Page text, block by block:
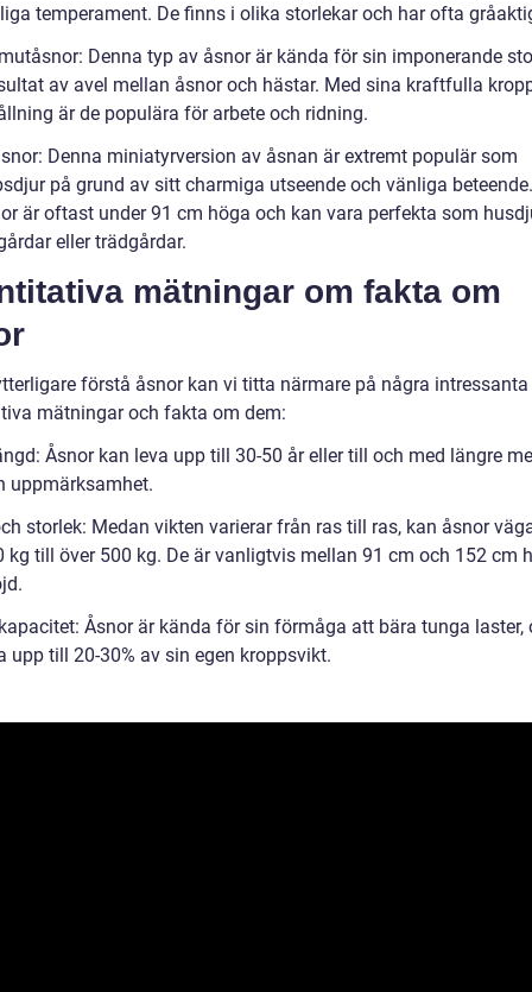
temperament. De finns i olika storlekar och har ofta
Denna typ av åsnor är kända för sin imponerande
av avel mellan åsnor och hästar. Med sina kraftfulla
är de populära för arbete och ridning.
Denna miniatyrversion av åsnan är extremt populär som
på grund av sitt charmiga utseende och vänliga beteende.
är oftast under 91 cm höga och kan vara perfekta som
eller trädgårdar.
mätningar om fakta om
förstå åsnor kan vi titta närmare på några intressanta
mätningar och fakta om dem:
Åsnor kan leva upp till 30-50 år eller till och med längre
uppmärksamhet.
storlek: Medan vikten varierar från ras till ras, kan åsnor
kg till över 500 kg. De är vanligtvis mellan 91 cm och 152 cm
Åsnor är kända för sin förmåga att bära tunga laster,
upp till 20-30% av sin egen kroppsvikt.